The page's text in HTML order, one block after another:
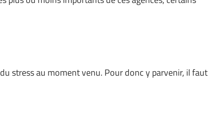
stress au moment venu. Pour donc y parvenir, il faut